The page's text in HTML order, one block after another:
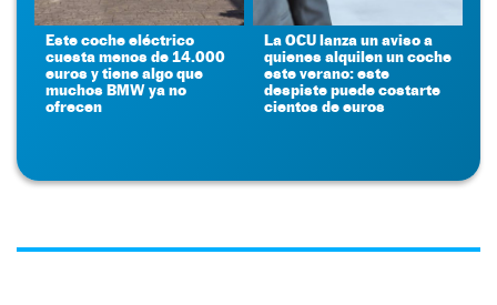
Este coche eléctrico
cuesta menos de 14.000
euros y tiene algo que
muchos BMW ya no
ofrecen
La OCU lanza un aviso a
quienes alquilen un coche
este verano: este
despiste puede costarte
cientos de euros